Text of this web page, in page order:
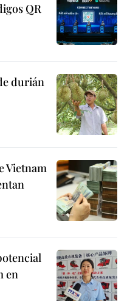
QR
durián
Vietnam
en